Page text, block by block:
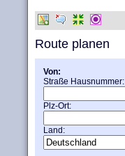
Route planen
Von:
Straße Hausnummer:
Plz-Ort:
Land: